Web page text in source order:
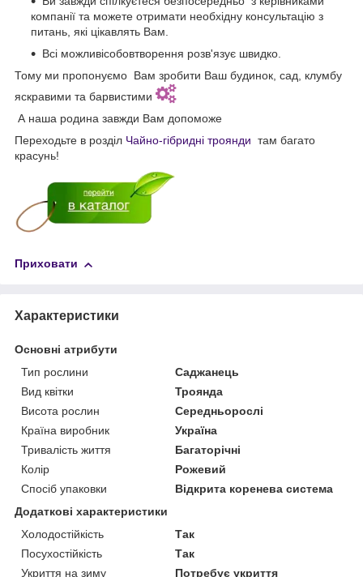
компанії та можете отримати необхідну консультацію з
питань, які цікавлять Вам.
Всі можливісобовтворення розв'язує швидко.
Тому ми пропонуємо Вам зробити Ваш будинок, сад, клумбу
яскравими та барвистими
А наша родина завжди Вам допоможе
Переходьте в розділ Чайно-гібридні троянди там багато
красунь!
Приховати
Характеристики
Основні атрибути
Тип рослини
Саджанець
Вид квітки
Троянда
Висота рослин
Середньорослі
Країна виробник
Україна
Тривалість життя
Багаторічні
Колір
Рожевий
Спосіб упаковки
Відкрита коренева система
Додаткові характеристики
Холодостійкість
Так
Посухостійкість
Так
Укриття на зиму
Потребує укриття